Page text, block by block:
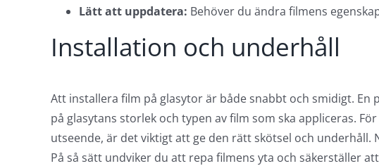
Lätt att uppdatera: Behöver du ändra filmens
Installation och underhåll
Att installera film på glasytor är både snabbt och smidigt.
på glasytans storlek och typen av film som ska appliceras.
utseende, är det viktigt att ge den rätt skötsel och
På så sätt undviker du att repa filmens yta och säkerställer